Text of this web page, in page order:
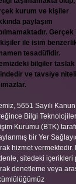
kurum ve kişiler
paylaşım
ile isim
tesadüfidir.
bilgiler taslak
ve tavsiye
5651 Sayılı Kanun
Bilgi
Kurumu (BTK)
bir Yer
hizmet vermektedir.
sitedeki içerikleri
denetleme veya